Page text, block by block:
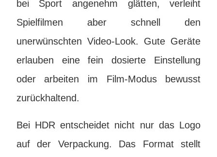
bei Sport angenehm glätten, verleiht
Spielfilmen aber schnell den
unerwünschten Video-Look. Gute Geräte
erlauben eine fein dosierte Einstellung
oder arbeiten im Film-Modus bewusst
zurückhaltend.
Bei HDR entscheidet nicht nur das Logo
auf der Verpackung. Das Format stellt